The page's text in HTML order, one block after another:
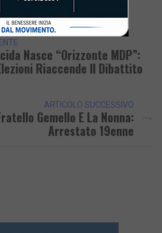
Link
Nasce “Orizzonte MDP”:
Riaccende Il Dibattito
ARTICOLO SUCCESSIVO
Gemello E La Nonna:
Arrestato 19enne